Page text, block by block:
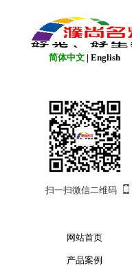
简体中文| English
扫一扫微信二维码
网站首页
产品案例